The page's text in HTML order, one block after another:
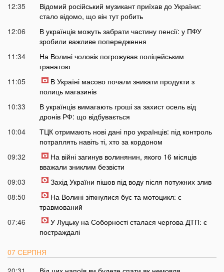
12:35
Відомий російський музикант приїхав до України:
стало відомо, що він тут робить
12:06
В українців можуть забрати частину пенсії: у ПФУ
зробили важливе попередження
11:34
На Волині чоловік погрожував поліцейським
гранатою
11:05
В Україні масово почали зникати продукти з
полиць магазинів
10:33
В українців вимагають гроші за захист осель від
дронів РФ: що відбувається
10:04
ТЦК отримають нові дані про українців: під контроль
потраплять навіть ті, хто за кордоном
09:32
На війні загинув волинянин, якого 16 місяців
вважали зниклим безвісти
09:03
Захід України пішов під воду після потужних злив
08:50
На Волині зіткнулися бус та мотоцикл: є
травмований
07:46
У Луцьку на Соборності сталася чергова ДТП: є
постраждалі
07 СЕРПНЯ